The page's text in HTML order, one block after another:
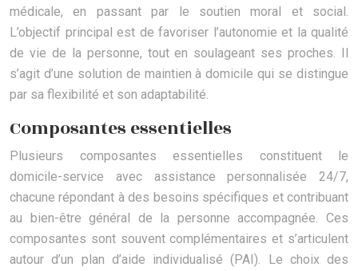
médicale, en passant par le soutien moral et social.
L’objectif principal est de favoriser l’autonomie et la qualité
de vie de la personne, tout en soulageant ses proches. Il
s’agit d’une solution de maintien à domicile qui se distingue
par sa flexibilité et son adaptabilité.
Composantes essentielles
Plusieurs composantes essentielles constituent le
domicile-service avec assistance personnalisée 24/7,
chacune répondant à des besoins spécifiques et contribuant
au bien-être général de la personne accompagnée. Ces
composantes sont souvent complémentaires et s’articulent
autour d’un plan d’aide individualisé (PAI). Le choix des